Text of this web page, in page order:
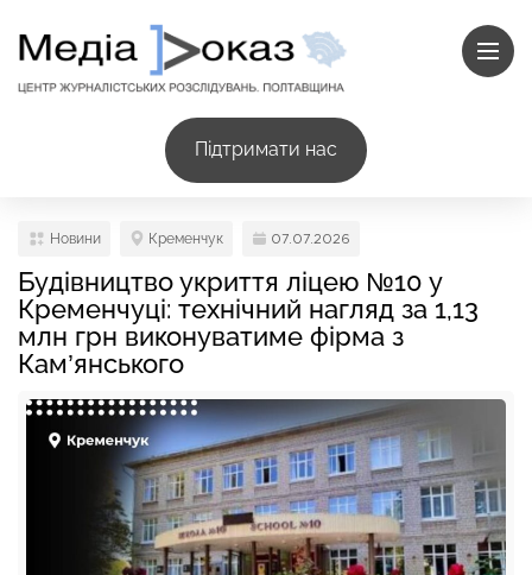
Підтримати нас
Новини Кременчук 07.07.2026
Будівництво укриття ліцею №10 у
Кременчуці: технічний нагляд за 1,13
млн грн виконуватиме фірма з
Кам’янського